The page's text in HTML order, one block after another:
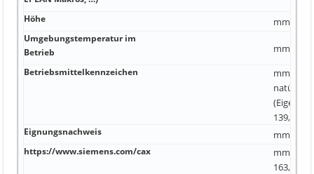
Höhe
mm 40
Umgebungstemperatur im
Betrieb
mm
Betriebsmittelkennzeichen
mm² -25
139,5 mm
Eignungsnachweis mm²
https://www.siemens.com/cax
mm²
163,5 mm